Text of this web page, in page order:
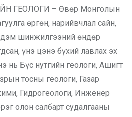
ГЕОЛОГИ – Өвөр Монголын
өргөн, нарийвчлал сайн,
шинжилгээний өндөр
үнэ цэнэ бүхий лавлах эх
нь Бүс нутгийн геологи, Ашигт
тосны геологи, Газар
Гидрогеологи, Инженер
олон салбарт судалгааны